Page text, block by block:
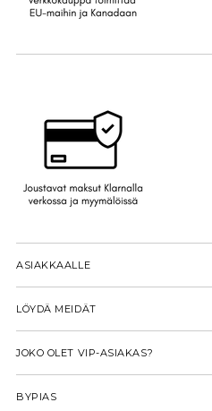
ASIAKKAALLE
LÖYDÄ MEIDÄT
JOKO OLET VIP-ASIAKAS?
BYPIAS